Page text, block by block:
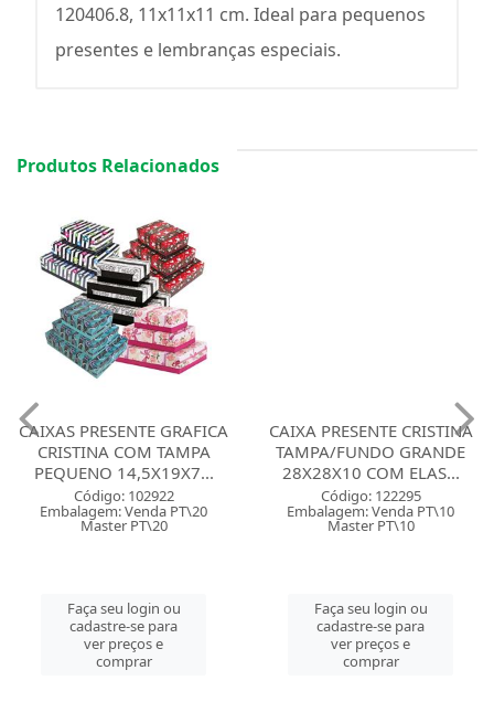
120406.8, 11x11x11 cm. Ideal para pequenos
presentes e lembranças especiais.
Produtos Relacionados
CAIXAS PRESENTE GRAFICA
CRISTINA COM TAMPA
PEQUENO 14,5X19X7...
Código: 102922
Embalagem: Venda PT\20
Master PT\20
Faça seu login ou
cadastre-se para
ver preços e
comprar
CAIXA PRESENTE CRISTINA
TAMPA/FUNDO GRANDE
28X28X10 COM ELAS...
Código: 122295
Embalagem: Venda PT\10
Master PT\10
Faça seu login ou
cadastre-se para
ver preços e
comprar